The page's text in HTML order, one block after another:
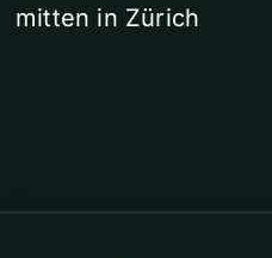
mitten in Zürich